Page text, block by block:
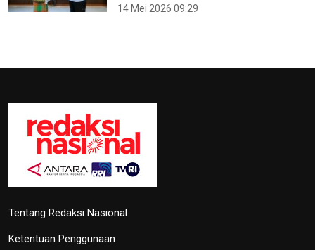
14 Mei 2026 09:29
Tentang Redaksi Nasional
Ketentuan Penggunaan